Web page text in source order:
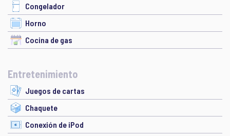
Congelador
Horno
Cocina de gas
Entretenimiento
Juegos de cartas
Chaquete
Conexión de iPod